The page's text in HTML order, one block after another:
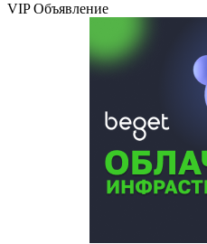
VIP Объявление